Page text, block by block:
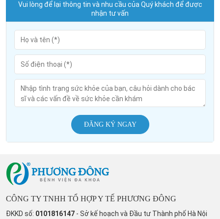
Vui lòng để lại thông tin và nhu cầu của Quý khách để được
nhận tư vấn
ĐĂNG KÝ NGAY
CÔNG TY TNHH TỔ HỢP Y TẾ PHƯƠNG ĐÔNG
ĐKKD số: 0101816147 - Sở kế hoạch và Đầu tư Thành phố Hà Nội